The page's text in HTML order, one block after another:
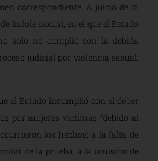
correspondiente. A juicio de la
índole sexual, en el que el Estado
solo no cumplió con la debida
judicial por violencia sexual,
el Estado incumplió con el deber
por mujeres víctimas “debido al
los hechos; a la falta de
de la prueba; a la omisión de